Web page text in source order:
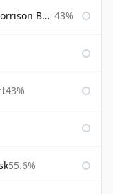
Bowmore 43%
43%
55.6%